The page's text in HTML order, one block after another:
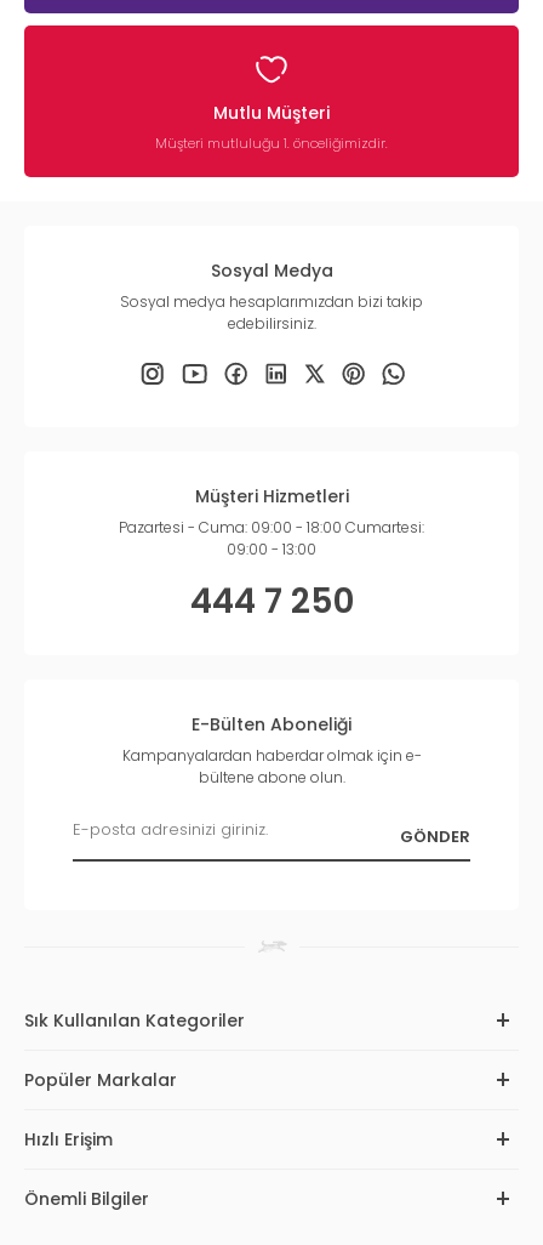
Mutlu Müşteri
Müşteri mutluluğu 1. önceliğimizdir.
Sosyal Medya
Sosyal medya hesaplarımızdan bizi takip
edebilirsiniz.
Müşteri Hizmetleri
Pazartesi - Cuma: 09:00 - 18:00 Cumartesi:
09:00 - 13:00
444 7 250
E-Bülten Aboneliği
Kampanyalardan haberdar olmak için e-
bültene abone olun.
Sık Kullanılan Kategoriler
Popüler Markalar
Hızlı Erişim
Önemli Bilgiler